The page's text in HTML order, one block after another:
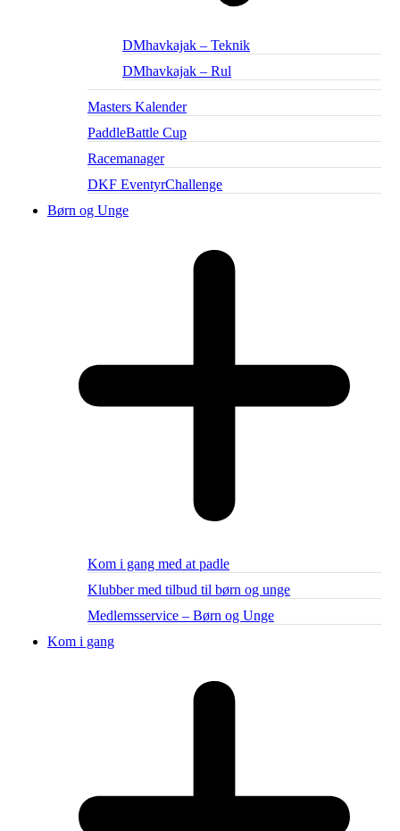
DMhavkajak – Teknik
DMhavkajak – Rul
Masters Kalender
PaddleBattle Cup
Racemanager
DKF EventyrChallenge
Børn og Unge
Kom i gang med at padle
Klubber med tilbud til børn og unge
Medlemsservice – Børn og Unge
Kom i gang